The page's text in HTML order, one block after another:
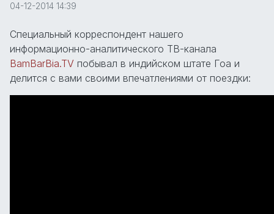
04-12-2014 14:39
Специальный корреспондент нашего
информационно-аналитического ТВ-канала
BamBarBia.TV побывал в индийском штате Гоа и
делится с вами своими впечатлениями от поездки: